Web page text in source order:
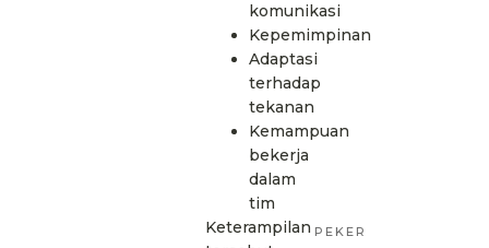
komunikasi
Kepemimpinan
Adaptasi
terhadap
tekanan
Kemampuan
bekerja
dalam
tim
Keterampilan PEKER